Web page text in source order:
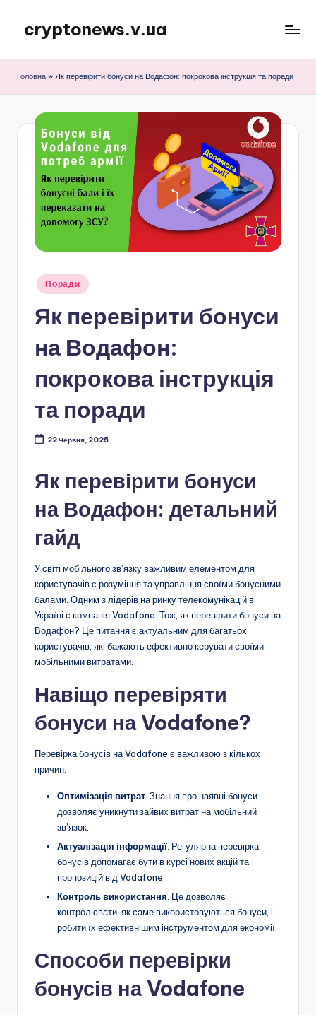
Перейти
вмісту
cryptonews.v.ua
криптовалют,
курси,
прогнози
гайди.
Головна » Як перевірити бонуси на Водафон: покрокова інструкція та поради
Опубліковано
Поради
Як перевірити бонуси
на Водафон:
покрокова інструкція
та поради
22 Червня, 2025
Як перевірити бонуси
на Водафон: детальний
гайд
У світі мобільного зв’язку важливим елементом для
користувачів є розуміння та управління своїми бонусними
балами. Одним з лідерів на ринку телекомунікацій в
Україні є компанія Vodafone. Тож, як перевірити бонуси на
Водафон? Це питання є актуальним для багатьох
користувачів, які бажають ефективно керувати своїми
мобільними витратами.
Навіщо перевіряти
бонуси на Vodafone?
Перевірка бонусів на Vodafone є важливою з кількох
причин:
Оптимізація витрат . Знання про наявні бонуси
дозволяє уникнути зайвих витрат на мобільний
зв’язок.
Актуалізація інформації. Регулярна перевірка
бонусів допомагає бути в курсі нових акцій та
пропозицій від Vodafone.
Контроль використання. Це дозволяє
контролювати, як саме використовуються бонуси, і
робити їх ефективнішим інструментом для економії.
Способи перевірки
бонусів на Vodafone